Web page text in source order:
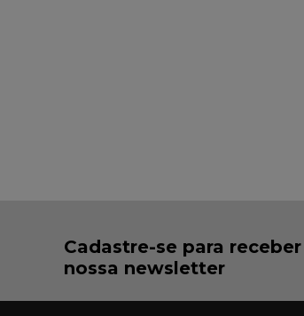
Cadastre-se para receber
nossa newsletter